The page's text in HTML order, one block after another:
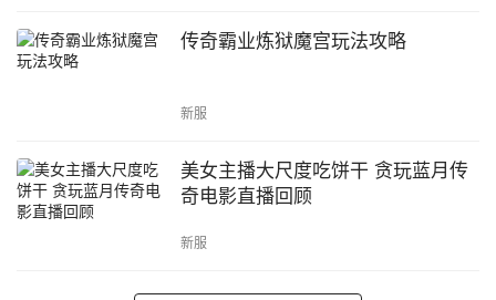
传奇霸业炼狱魔宫玩法攻略
新服
美女主播大尺度吃饼干 贪玩蓝月传
奇电影直播回顾
新服